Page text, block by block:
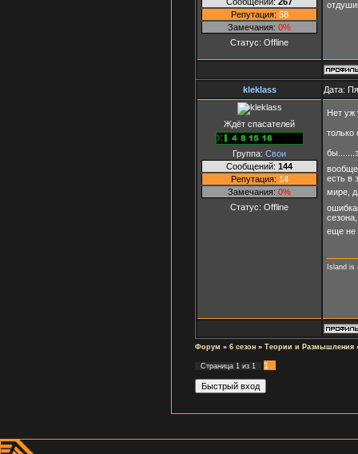
Репутация: 58
Замечания: 0%
Статус: Offline
kleklass Дата:
Ждёт спасателей
Группа: Свои
Сообщений: 144
Репутация: 14
Замечания: 0%
Статус: Offline
Нет уж
вообще
есть в
мире,
еще не
Island
Форум » 6 сезон » Теории и Размышления
Страница 1 из 1 1